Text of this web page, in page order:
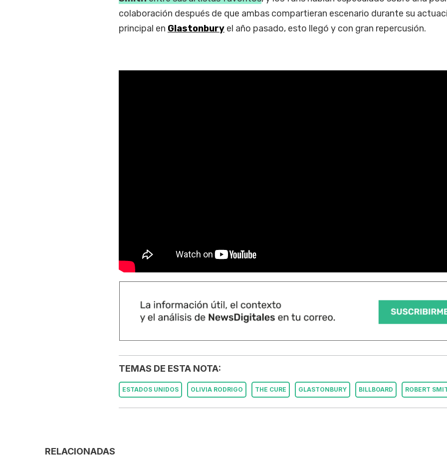
colaboración después de que ambas compartieran escenario durante su
principal en Glastonbury el año pasado, esto llegó y con gran repercusión.
TEMAS DE ESTA NOTA:
ESTADOS UNIDOS OLIVIA RODRIGO THE CURE GLASTONBURY BILLBOARD ROBERT
RELACIONADAS